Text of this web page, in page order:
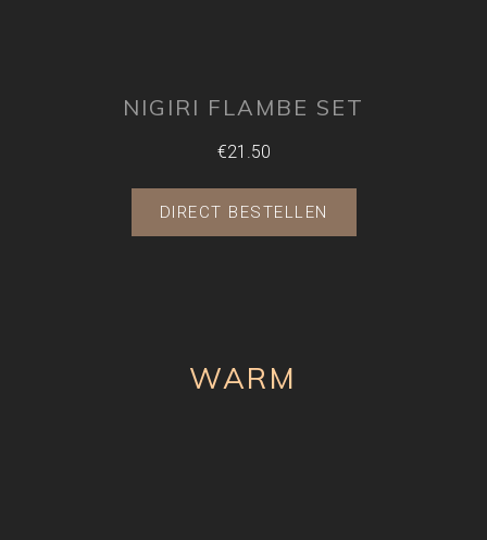
NIGIRI FLAMBE SET
€21.50
DIRECT BESTELLEN
WARM